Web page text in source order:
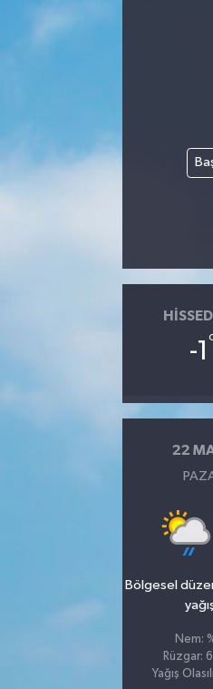
-1
22
Bölgesel
Nem:
Rüzgar:
Yağış
Manşet Haberi